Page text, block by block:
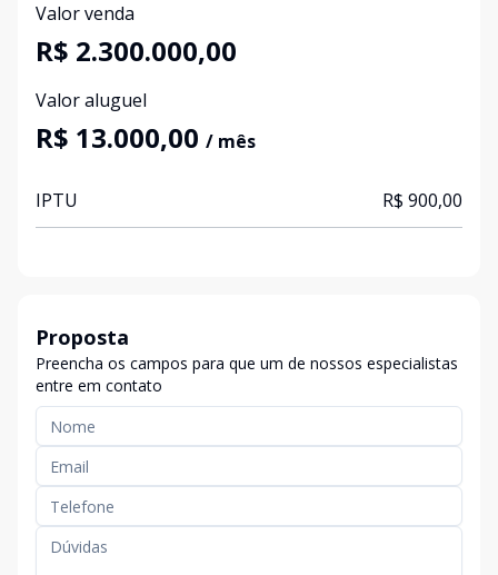
Valor venda
R$ 2.300.000,00
Valor aluguel
R$ 13.000,00 / mês
IPTU R$ 900,00
Proposta
Preencha os campos para que um de nossos especialistas
entre em contato